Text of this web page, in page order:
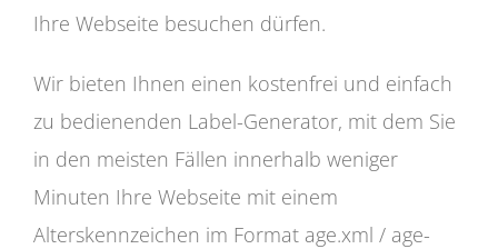
Ihre Webseite besuchen dürfen.
Wir bieten Ihnen einen kostenfrei und einfach
zu bedienenden Label-Generator, mit dem Sie
in den meisten Fällen innerhalb weniger
Minuten Ihre Webseite mit einem
Alterskennzeichen im Format age.xml / age-